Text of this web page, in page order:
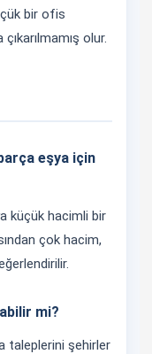
bir ofis
olur.
eşya için
küçük hacimli bir
çok hacim,
mi?
taleplerini şehirler